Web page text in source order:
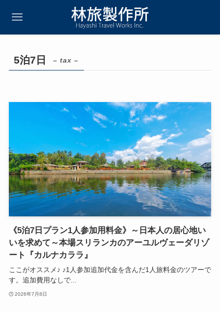
5泊7日 – tax –
《5泊7日プラン1人参加用料金》～日本人の居心地い
いを求めて～本場スリランカのアーユルヴェーダリゾ
ート『カルナカララ』
ここがオススメ♪ ♪1人参加追加代金を含んだ1人旅料金のツアーで
す。追加費用なしで...
2026年7月8日